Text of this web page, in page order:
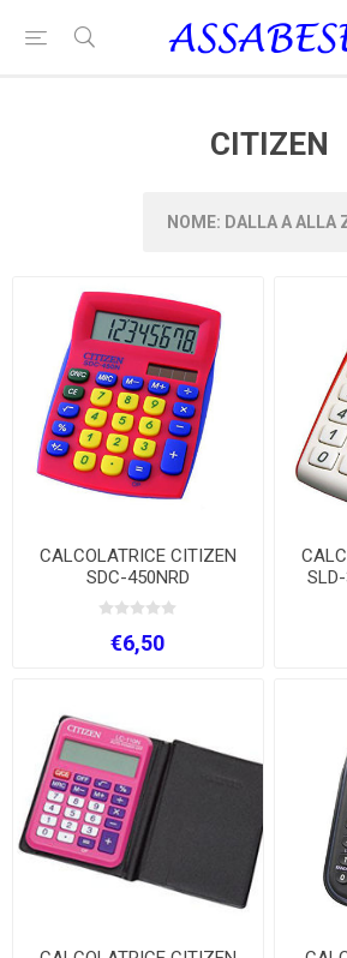
CITIZEN
CALCOLATRICE CITIZEN
SDC-450NRD
€6,50